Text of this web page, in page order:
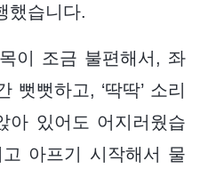
했습니다.
이 조금 불편해서, 좌
뻣뻣하고, ‘딱딱’ 소리
아 있어도 어지러웠습
아프기 시작해서 물